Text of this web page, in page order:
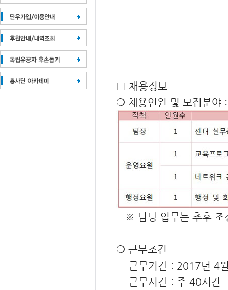
□ 채용정보
❍ 채용인원 및 모집분야
※ 담당 업무는 추후 조
❍ 근무조건
- 근무기간 : 2017년 4
- 근무시간 : 주 40시간